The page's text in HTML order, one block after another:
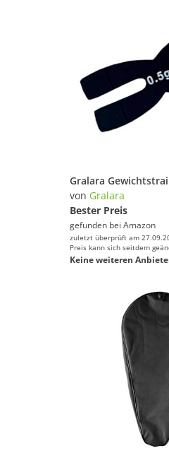
von Gralara
Bester Preis
gefunden bei Amazon
zuletzt überprüft am
Preis kann sich seitdem
Keine weiteren